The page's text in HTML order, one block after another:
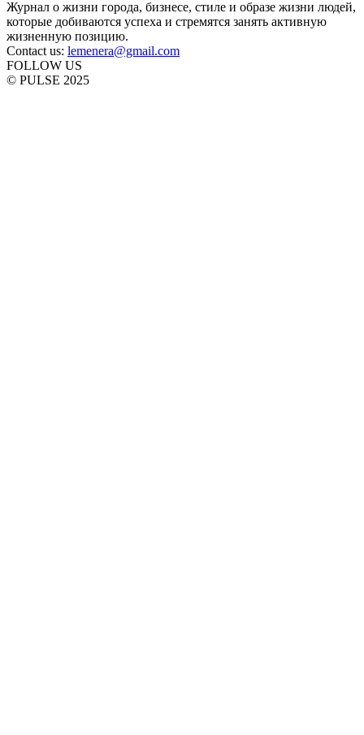
Журнал о жизни города, бизнесе, стиле и образе жизни людей,
которые добиваются успеха и стремятся занять активную
жизненную позицию.
Contact us: lemenera@gmail.com
FOLLOW US
© PULSE 2025